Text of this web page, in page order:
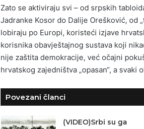
Zato se aktiviraju svi – od srpskih
Jadranke Kosor do Dalije Orešković, od
lobiraju po Europi, koristeći izjave
korisnika obavještajnog sustava koji
nije zaštita demokracije, već očajni
hrvatskog zajedništva „opasan“, a svaki
Povezani članci
(VIDEO)Srbi su ga